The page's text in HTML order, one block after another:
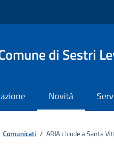
di Sestri
Novità
Comunicati / ARIA chiude a Santa